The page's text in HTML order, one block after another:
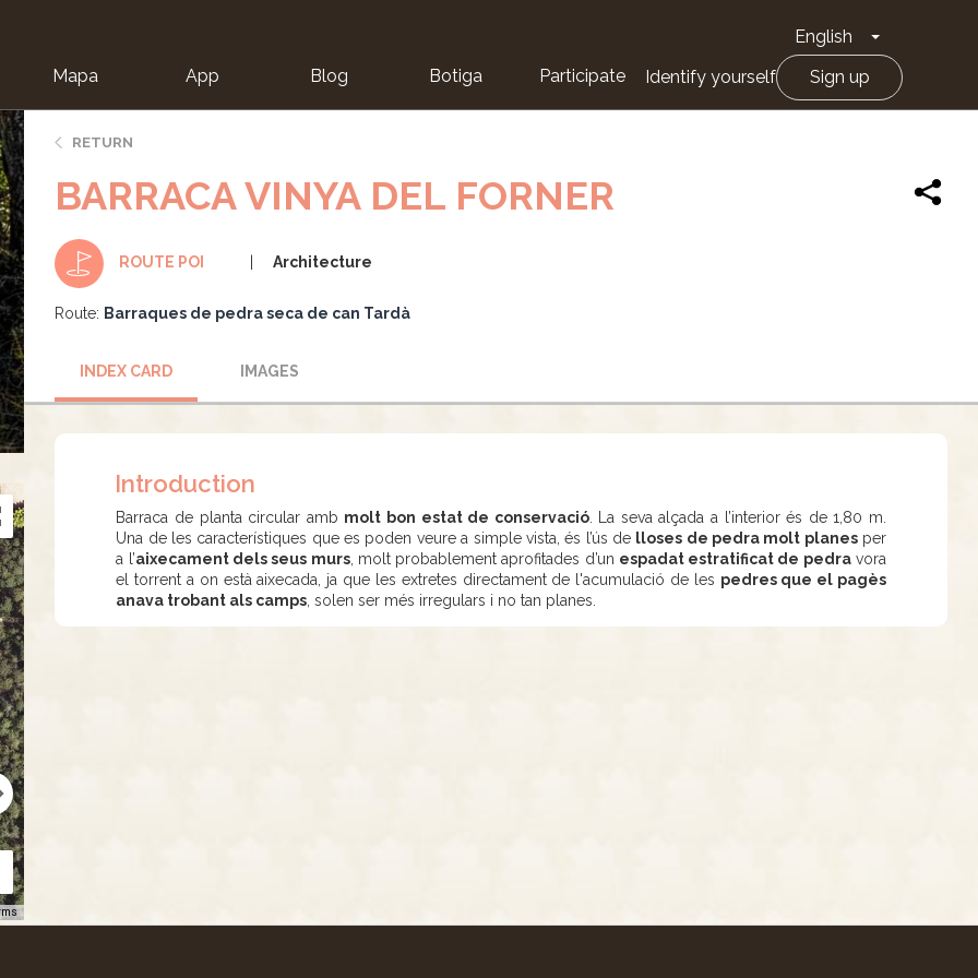
English Toggle
Mapa App Blog Botiga Participate Identify yourself Sign up
RETURN
BARRACA VINYA DEL FORNER
ROUTE POI Architecture
Route: Barraques de pedra seca de can Tardà
INDEX CARD IMAGES
Introduction
Barraca de planta circular amb molt bon estat de conservació. La seva alçada a l’interior és de 1,80 m.
Una de les característiques que es poden veure a simple vista, és l’ús de lloses de pedra molt planesper
a l’aixecament dels seus murs, molt probablement aprofitades d’un espadat estratificat de pedravora
el torrent a on està aixecada, ja que les extretes directament de l'acumulació de les pedres que el pagès
anava trobant als camps , solen ser més irregulars i no tan planes.